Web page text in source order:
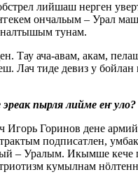
лийшаш нерген
ончальым – Урал
тунам.
Тау ача-авам, акам,
Лач тиде девиз у
пырля лийме еҥ уло?
Горинов дене
подписатлен,
– Уралым. Икымше кече
кумылнам